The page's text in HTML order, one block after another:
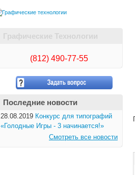
Графические Технологии
(812) 490-77-55
Последние новости
28.08.2019 Конкурс для типографий
«Голодные Игры - 3 начинается!»
Смотреть все новости